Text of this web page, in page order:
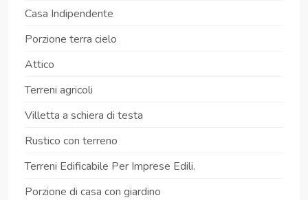
Casa Indipendente
Porzione terra cielo
Attico
Terreni agricoli
Villetta a schiera di testa
Rustico con terreno
Terreni Edificabile Per Imprese Edili.
Porzione di casa con giardino